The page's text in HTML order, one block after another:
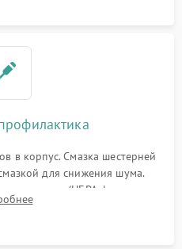
в корпус. Смазка шестерней
для снижения шума.
(HEPA-фильтров,
фиксация разъемов и